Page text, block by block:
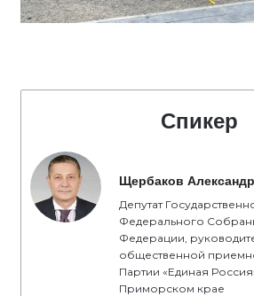
Спикер
Щербаков
Депутат
Федерального
Федерации,
общественной
Партии «Единая
Приморском крае